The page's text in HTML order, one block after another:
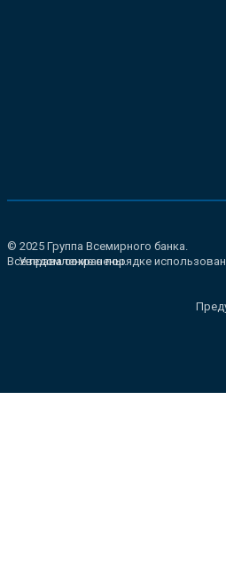
© 2025 Группа Всемирного банка.
Все права сохранены.
Уведомление о порядке